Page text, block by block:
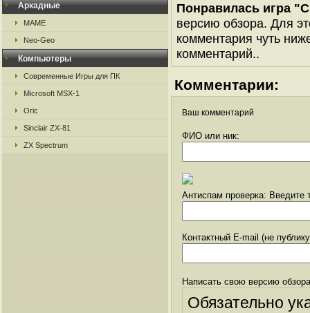
Аркадные
MAME
Neo-Geo
Компьютеры
Современные Игры для ПК
Microsoft MSX-1
Oric
Sinclair ZX-81
ZX Spectrum
Понравилась игра
версию обзора. Для
комментария чуть
комментарий..
Комментарии:
Ваш комментарий
ФИО или ник:
Антиспам проверка: Введите
Контактный E-mail (не
Написать свою версию
Обязательно